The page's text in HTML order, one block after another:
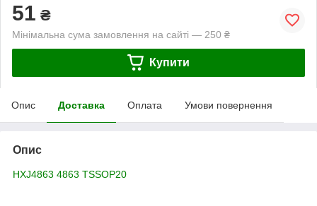
51 ₴
Мінімальна сума замовлення на сайті — 250 ₴
Купити
Опис Доставка Оплата Умови повернення
Опис
HXJ4863 4863 TSSOP20